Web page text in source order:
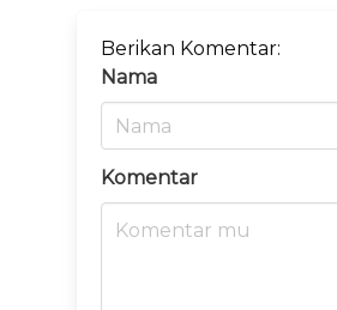
Berikan Komentar:
Nama
Komentar